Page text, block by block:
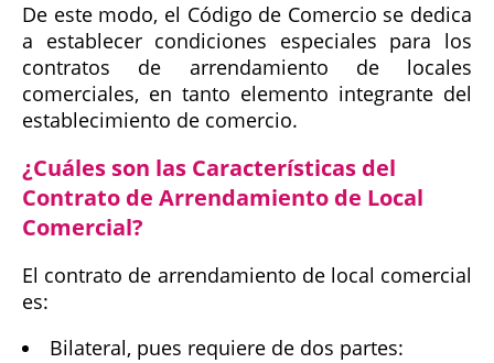
De este modo, el Código de Comercio se dedica
a establecer condiciones especiales para los
contratos de arrendamiento de locales
comerciales, en tanto elemento integrante del
establecimiento de comercio.
¿Cuáles son las Características del
Contrato de Arrendamiento de Local
Comercial?
El contrato de arrendamiento de local comercial
es:
Bilateral, pues requiere de dos partes: